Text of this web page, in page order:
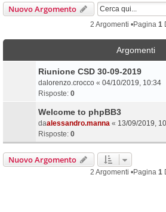
Nuovo Argomento
2 Argomenti •Pagina 1
Argomenti
Riunione CSD 30-09-2019
da lorenzo.crocco « 04/10/2019, 10:34
Risposte: 0
Welcome to phpBB3
daalessandro.manna « 13/09/2019,
Risposte: 0
Nuovo Argomento
2 Argomenti •Pagina 1